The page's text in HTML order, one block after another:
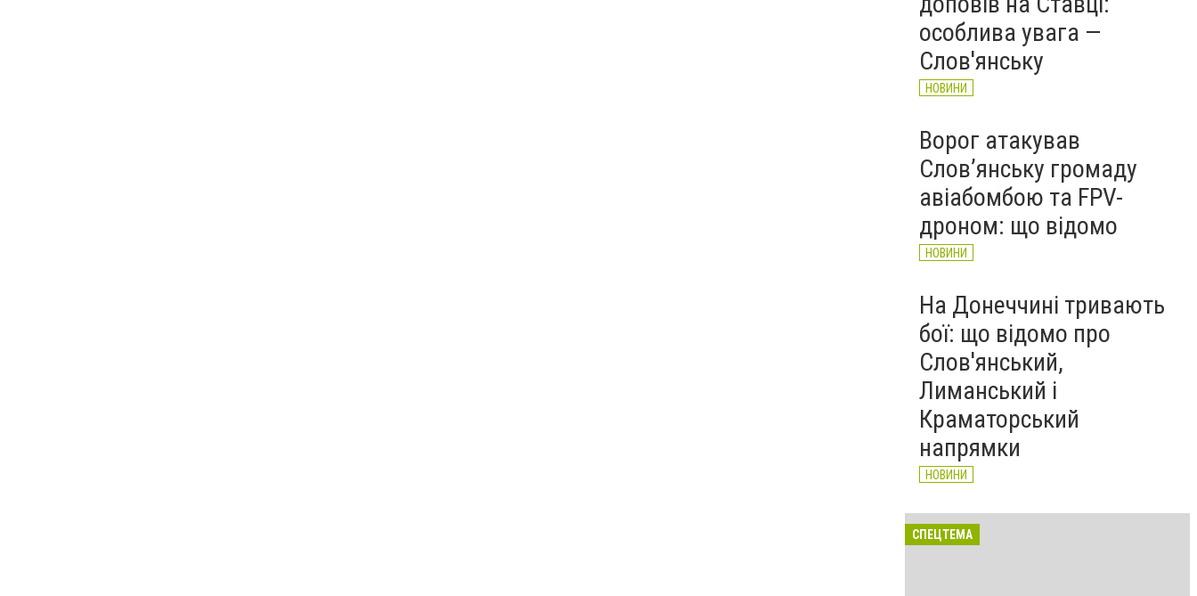
особлива увага —
Слов'янську
НОВИНИ
Ворог атакував
Слов’янську громаду
авіабомбою та FPV-
дроном: що відомо
НОВИНИ
На Донеччині тривають
бої: що відомо про
Слов'янський,
Лиманський і
Краматорський
напрямки
НОВИНИ
СПЕЦТЕМА